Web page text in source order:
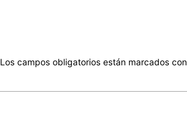
Los campos obligatorios están marcados con